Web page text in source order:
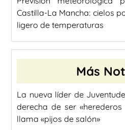
Castilla-La Mancha: cielos
ligero de temperaturas
Más
La nueva líder de
derecha de ser
llama «pijos de salón»